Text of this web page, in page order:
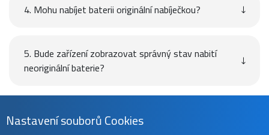
4. Mohu nabíjet baterii originální nabíječkou?
5. Bude zařízení zobrazovat správný stav nabití
neoriginální baterie?
Návod
Nastavení souborů Cookies